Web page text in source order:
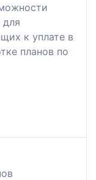
для
к уплате в
планов по